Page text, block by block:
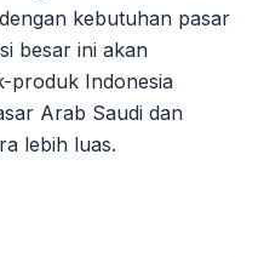
kebutuhan pasar
besar ini akan
produk Indonesia
Arab Saudi dan
lebih luas.